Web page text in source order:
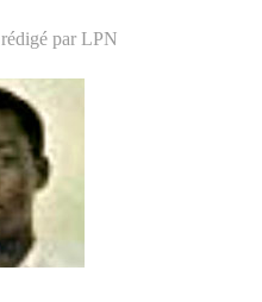
rédigé par LPN